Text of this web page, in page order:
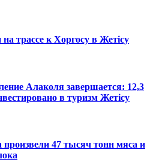
трассе к Хоргосу в Жетісу
Алаколя завершается: 12,3
в туризм Жетісу
произвели 47 тысяч тонн мяса и